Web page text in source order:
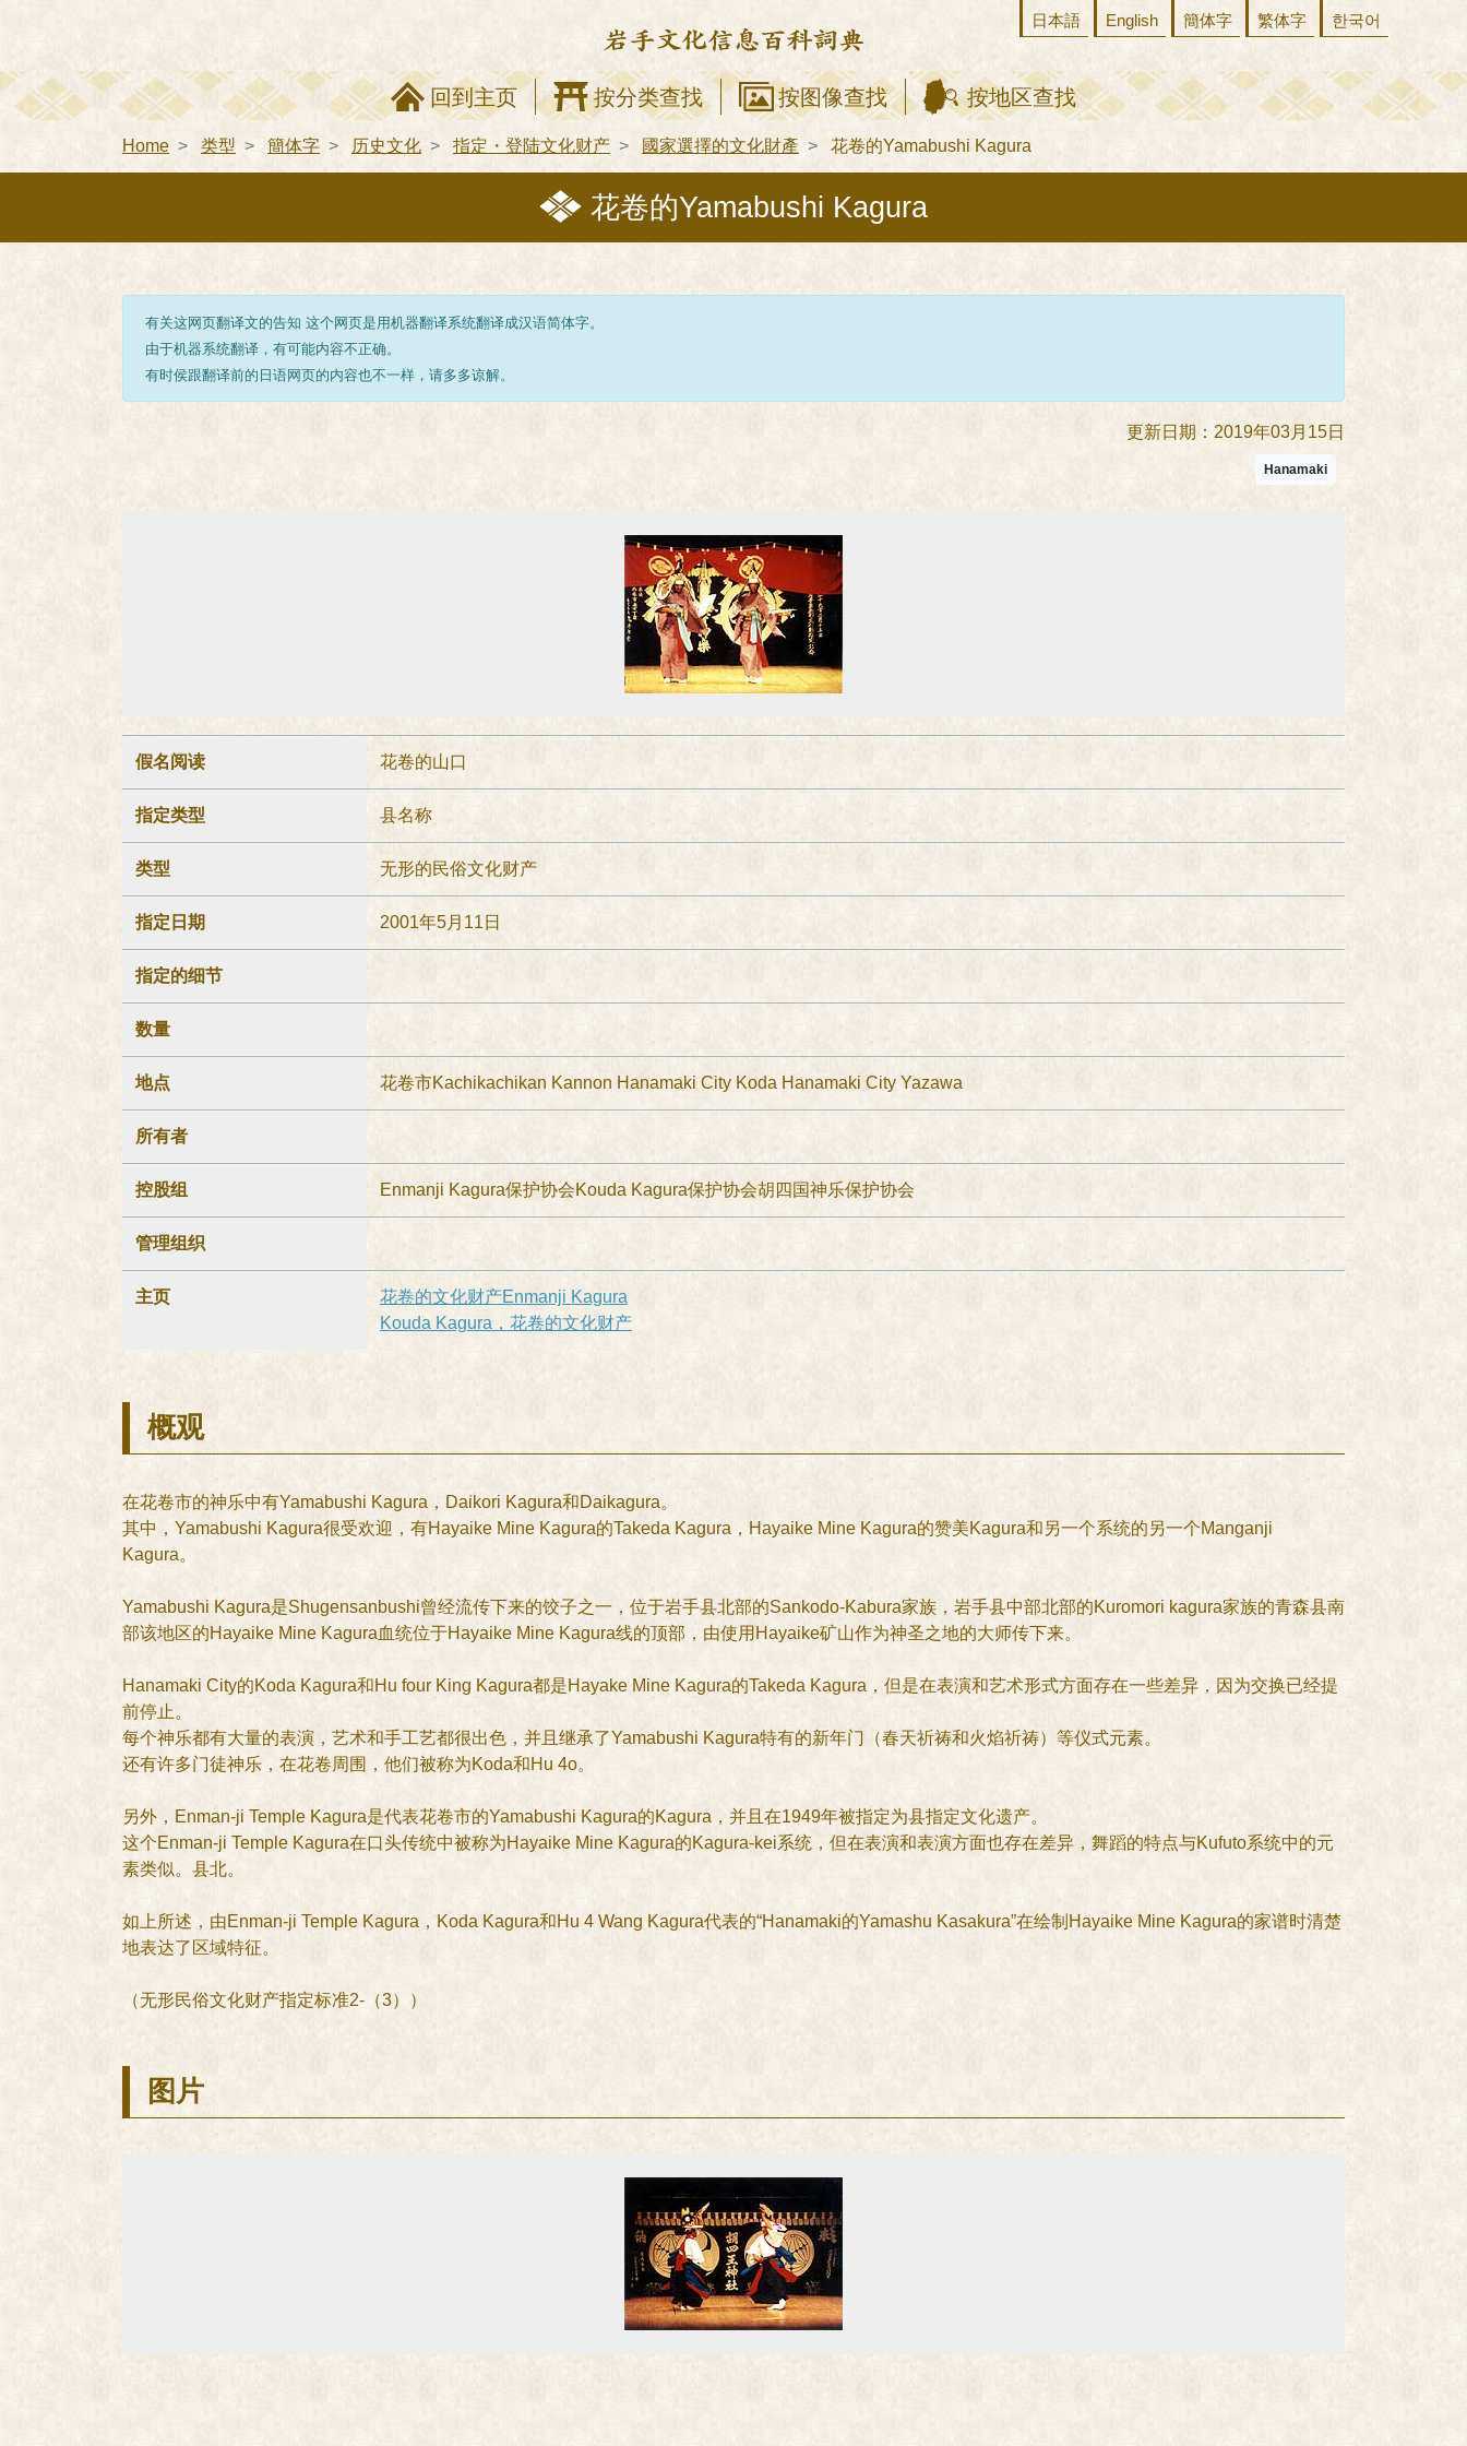
日本語 English 簡体字 繁体字 한국어
回到主页 按分类查找 按图像查找 按地区查找
Home 类型 簡体字 历史文化 指定・登陆文化财产 國家選擇的文化財產 花卷的Yamabushi Kagura
花卷的Yamabushi Kagura
有关这网页翻译文的告知 这个网页是用机器翻译系统翻译成汉语简体字。
由于机器系统翻译，有可能内容不正确。
有时侯跟翻译前的日语网页的内容也不一样，请多多谅解。
更新日期：2019年03月15日
Hanamaki
假名阅读 花卷的山口
指定类型 县名称
类型 无形的民俗文化财产
指定日期 2001年5月11日
指定的细节
数量
地点 花卷市Kachikachikan Kannon Hanamaki City Koda Hanamaki City Yazawa
所有者
控股组 Enmanji Kagura保护协会Kouda Kagura保护协会胡四国神乐保护协会
管理组织
主页
花卷的文化财产Enmanji Kagura
Kouda Kagura，花卷的文化财产
概观
在花卷市的神乐中有Yamabushi Kagura，Daikori Kagura和Daikagura。
其中，Yamabushi Kagura很受欢迎，有Hayaike Mine Kagura的Takeda Kagura，Hayaike Mine Kagura的赞美Kagura和另一个系统的另一个Manganji
Kagura。
Yamabushi Kagura是Shugensanbushi曾经流传下来的饺子之一，位于岩手县北部的Sankodo-Kabura家族，岩手县中部北部的Kuromori kagura家族的青森县南
部该地区的Hayaike Mine Kagura血统位于Hayaike Mine Kagura线的顶部，由使用Hayaike矿山作为神圣之地的大师传下来。
Hanamaki City的Koda Kagura和Hu four King Kagura都是Hayake Mine Kagura的Takeda Kagura，但是在表演和艺术形式方面存在一些差异，因为交换已经提
前停止。
每个神乐都有大量的表演，艺术和手工艺都很出色，并且继承了Yamabushi Kagura特有的新年门（春天祈祷和火焰祈祷）等仪式元素。
还有许多门徒神乐，在花卷周围，他们被称为Koda和Hu 4o。
另外，Enman-ji Temple Kagura是代表花卷市的Yamabushi Kagura的Kagura，并且在1949年被指定为县指定文化遗产。
这个Enman-ji Temple Kagura在口头传统中被称为Hayaike Mine Kagura的Kagura-kei系统，但在表演和表演方面也存在差异，舞蹈的特点与Kufuto系统中的元
素类似。县北。
如上所述，由Enman-ji Temple Kagura，Koda Kagura和Hu 4 Wang Kagura代表的“Hanamaki的Yamashu Kasakura”在绘制Hayaike Mine Kagura的家谱时清楚
地表达了区域特征。
（无形民俗文化财产指定标准2-（3））
图片